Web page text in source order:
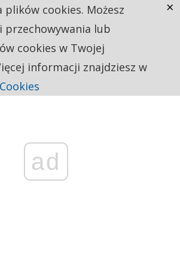
ad
plików cookies. Możesz
przechowywania lub
cookies w Twojej
informacji znajdziesz w
×